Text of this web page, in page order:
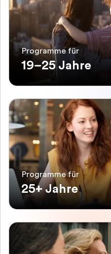
Programme für
19–25 Jahre
Programme für
25+ Jahre